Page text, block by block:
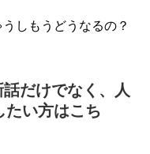
しもうどうなるの？
だけでなく、人
たい方はこち